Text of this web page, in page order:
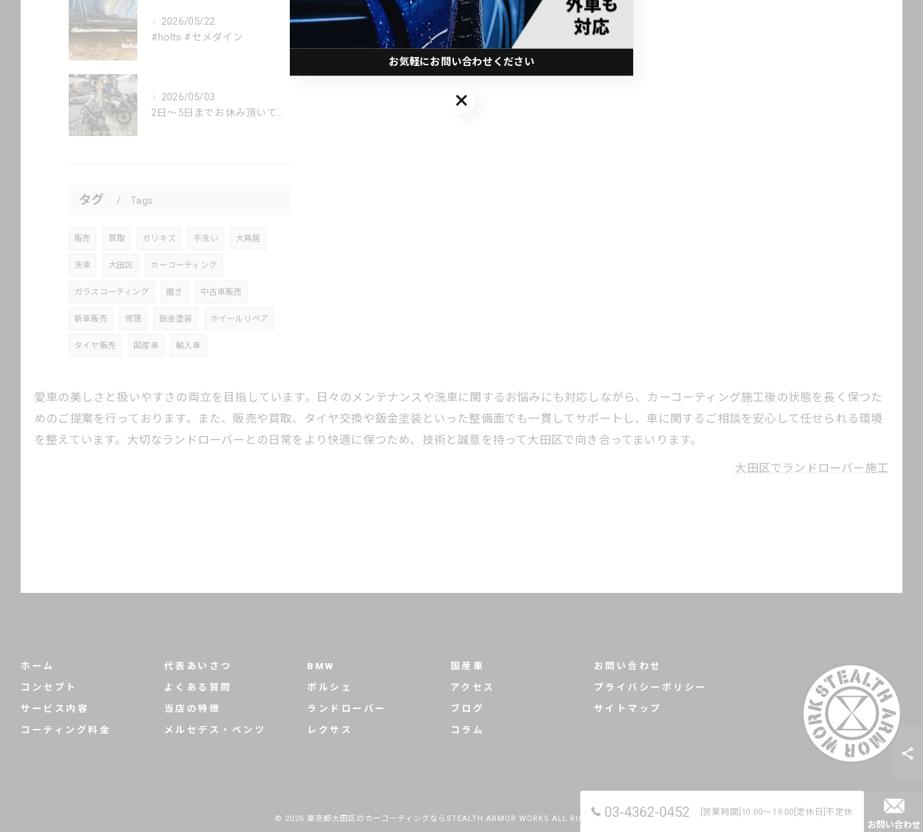
2026/05/22
#holts #セメダイン
2026/05/03
2日〜5日までお休み頂いてます。
タグ Tags
販売 買取 ガリキズ 手洗い 大鳥居
洗車 大田区 カーコーティング
ガラスコーティング 磨き 中古車販売
新車販売 修理 鈑金塗装 ホイールリペア
タイヤ販売 国産車 輸入車
愛車の美しさと扱いやすさの両立を目指しています。日々のメンテナンスや洗車に関するお悩みにも対応しながら、カーコーティング施工後の状態を長く保つた
めのご提案を行っております。また、販売や買取、タイヤ交換や鈑金塗装といった整備面でも一貫してサポートし、車に関するご相談を安心して任せられる環境
を整えています。大切なランドローバーとの日常をより快適に保つため、技術と誠意を持って大田区で向き合ってまいります。
大田区でランドローバー施工
03-4362-0452
[営業時間]10:00～19:00[定休日]不定休
お問い合わせ
ホーム
コンセプト
サービス内容
コーティング料金
代表あいさつ
よくある質問
当店の特徴
メルセデス・ベンツ
BMW
ポルシェ
ランドローバー
レクサス
国産車
アクセス
ブログ
コラム
お問い合わせ
プライバシーポリシー
サイトマップ
© 2026 東京都大田区のカーコーティングならSTEALTH ARMOR WORKS ALL RIGHTS RESERVED.
お気軽にお問い合わせください
お気軽にお問い合わせください